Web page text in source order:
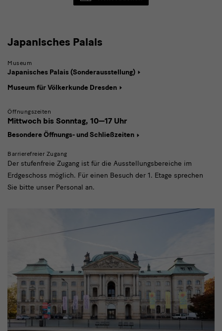
Japanisches
Palais
Japanisches Palais
Museum
Japanisches Palais (Sonderausstellung)
Museum für Völkerkunde Dresden
Öffnungszeiten
Mittwoch bis Sonntag, 10—17 Uhr
Besondere Öffnungs- und Schließzeiten
Barrierefreier Zugang
Der stufenfreie Zugang ist für die Ausstellungsbereiche im
Erdgeschoss möglich. Für einen Besuch der 1. Etage sprechen
Sie bitte unser Personal an.